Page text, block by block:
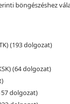
böngészéshez
(193 dolgozat)
(64 dolgozat)
dolgozat)